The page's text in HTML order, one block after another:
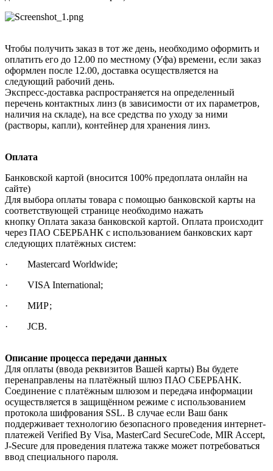
Чтобы получить заказ в тот же день, необходимо оформить и
оплатить его до 12.00 по местному (Уфа) времени, если заказ
оформлен после 12.00, доставка осуществляется на
следующий рабочий день.
Экспресс-доставка распространяется на определенный
перечень контактных линз (в зависимости от их параметров,
наличия на складе), на все средства по уходу за ними
(растворы, капли), контейнер для хранения линз.
Оплата
Банковской картой (вносится 100% предоплата онлайн на
сайте)
Для выбора оплаты товара с помощью банковской карты на
соответствующей странице необходимо нажать
кнопку Оплата заказа банковской картой. Оплата происходит
через ПАО СБЕРБАНК с использованием банковских карт
следующих платёжных систем:
· Mastercard Worldwide;
· VISA International;
· МИР;
· JCB.
Описание процесса передачи данных
Для оплаты (ввода реквизитов Вашей карты) Вы будете
перенаправлены на платёжный шлюз ПАО СБЕРБАНК.
Соединение с платёжным шлюзом и передача информации
осуществляется в защищённом режиме с использованием
протокола шифрования SSL. В случае если Ваш банк
поддерживает технологию безопасного проведения интернет-
платежей Verified By Visa, MasterCard SecureCode, MIR Accept,
J-Secure для проведения платежа также может потребоваться
ввод специального пароля.